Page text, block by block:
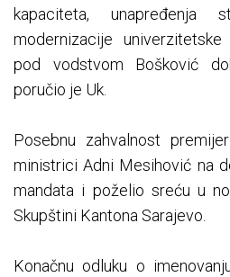
kapaciteta, unapređenja
modernizacije
pod vodstvom Bošković
poručio je Uk.
Posebnu zahvalnost
ministrici Adni Mesihović na
mandata i poželio sreću u
Skupštini Kantona Sarajevo.
Konačnu odluku o